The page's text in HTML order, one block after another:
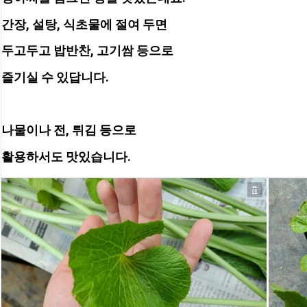
간장, 설탕, 식초물에 절여 두면
두고두고 밥반찬, 고기쌈 등으로
즐기실 수 있답니다.
나물이나 전, 튀김 등으로
활용하서도 맛있습니다.